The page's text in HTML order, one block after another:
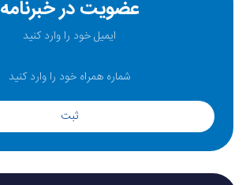
عضویت در خبرنامه
ثبت